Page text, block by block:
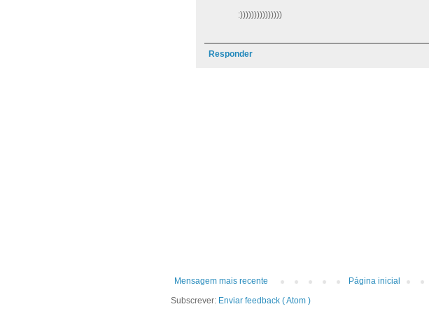
:)))))))))))))))
Responder
Mensagem mais recente
Página inicial
Subscrever: Enviar feedback ( Atom )